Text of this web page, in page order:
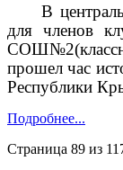
В
для членов
прошел час
Республики
Подробнее...
Страница 89 из